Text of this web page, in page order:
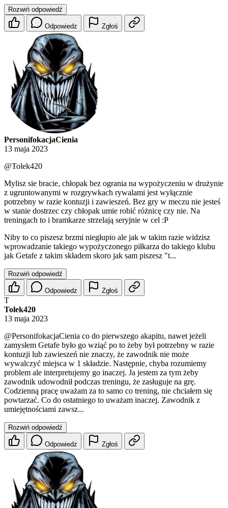
Rozwiń odpowiedź
Odpowiedz Zgłoś
PersonifokacjaCienia
13 maja 2023
@Tolek420
Mylisz sie bracie, chłopak bez ogrania na wypożyczeniu w drużynie
z ugruntowanymi w rozgrywkach rywalami jest wyłącznie
potrzebny w razie kontuzji i zawieszeń. Bez gry w meczu nie jesteś
w stanie dostrzec czy chłopak umie robić różnicę czy nie. Na
treningach to i bramkarze strzelają seryjnie w cel :P
Niby to co piszesz brzmi niegłupio ale jak w takim razie widzisz
wprowadzanie takiego wypożyczonego piłkarza do takiego klubu
jak Getafe z takim składem skoro jak sam piszesz "t...
Rozwiń odpowiedź
Odpowiedz Zgłoś
T
Tolek420
13 maja 2023
@PersonifokacjaCienia co do pierwszego akapitu, nawet jeżeli
zamysłem Getafe było go wziąć po to żeby był potrzebny w razie
kontuzji lub zawieszeń nie znaczy, że zawodnik nie może
wywalczyć miejsca w 1 składzie. Następnie, chyba rozumiemy
problem ale interpretujemy go inaczej. Ja jestem za tym żeby
zawodnik udowodnił podczas treningu, że zasługuje na grę.
Codzienną pracę uważam za to samo co trening, nie chciałem się
powtarzać. Co do ostatniego to uważam inaczej. Zawodnik z
umiejętnościami zawsz...
Rozwiń odpowiedź
Odpowiedz Zgłoś